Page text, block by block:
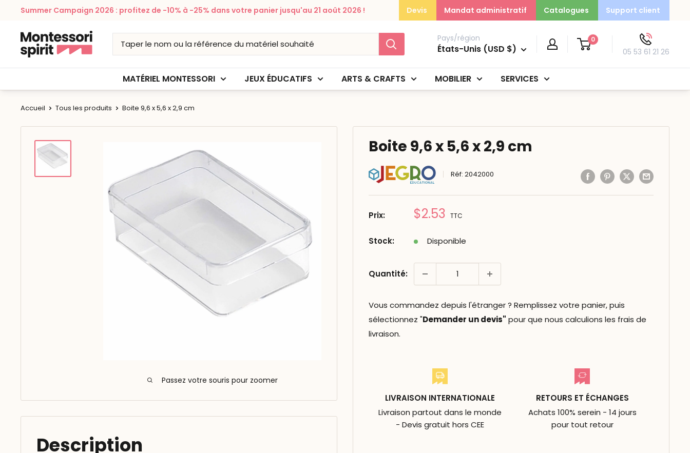
Passer
contenu
Summer Campaign 2026 : profitez de -10% à -25% dans votre panier jusqu'au 21 août 2026 ! Devis Mandat administratif Catalogues Support client
Montessori
Spirit
Pays/région
États-Unis (USD $)
0
05 53 61 21 26
MATÉRIEL MONTESSORI JEUX ÉDUCATIFS ARTS & CRAFTS MOBILIER SERVICES
Accueil Tous les produits Boite 9,6 x 5,6 x 2,9 cm
Passez votre souris pour zoomer
Boite 9,6 x 5,6 x 2,9 cm
Réf:2042000
Prix: Prix
$2.53 TTC
Stock: Disponible
Quantité:
Vous commandez depuis l'étranger ? Remplissez votre panier, puis
sélectionnez "Demander un devis" pour que nous calculions les frais de
livraison.
LIVRAISON INTERNATIONALE
Livraison partout dans le monde
- Devis gratuit hors CEE
RETOURS ET ÉCHANGES
Achats 100% serein - 14 jours
pour tout retour
Description